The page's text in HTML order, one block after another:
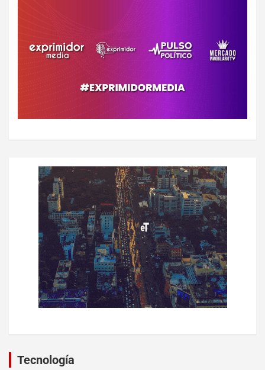
Tecnología